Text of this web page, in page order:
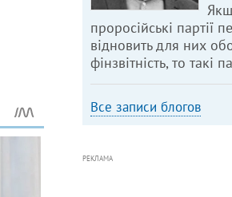
проросійські партії
відновить для них
фінзвітність, то такі
Все записи блогов
РЕКЛАМА